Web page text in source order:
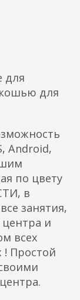
для
для
Android,
по цвету
в
занятия,
и
всех
! Простой